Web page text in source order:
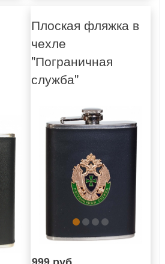
Плоская фляжка в
чехле
"Пограничная
служба"